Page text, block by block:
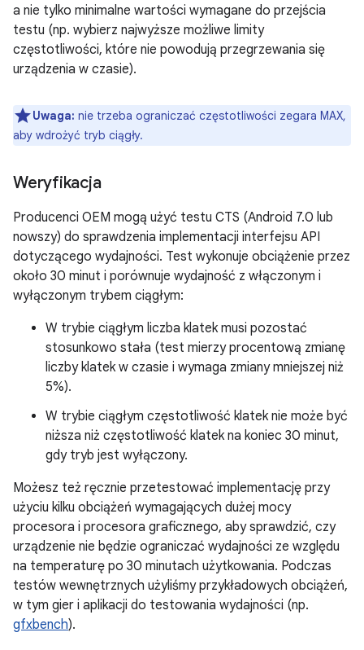
a nie tylko minimalne wartości wymagane do przejścia
testu (np. wybierz najwyższe możliwe limity
częstotliwości, które nie powodują przegrzewania się
urządzenia w czasie).
Uwaga: nie trzeba ograniczać częstotliwości zegara MAX,
aby wdrożyć tryb ciągły.
Weryfikacja
Producenci OEM mogą użyć testu CTS (Android 7.0 lub
nowszy) do sprawdzenia implementacji interfejsu API
dotyczącego wydajności. Test wykonuje obciążenie przez
około 30 minut i porównuje wydajność z włączonym i
wyłączonym trybem ciągłym:
W trybie ciągłym liczba klatek musi pozostać
stosunkowo stała (test mierzy procentową zmianę
liczby klatek w czasie i wymaga zmiany mniejszej niż
5%).
W trybie ciągłym częstotliwość klatek nie może być
niższa niż częstotliwość klatek na koniec 30 minut,
gdy tryb jest wyłączony.
Możesz też ręcznie przetestować implementację przy
użyciu kilku obciążeń wymagających dużej mocy
procesora i procesora graficznego, aby sprawdzić, czy
urządzenie nie będzie ograniczać wydajności ze względu
na temperaturę po 30 minutach użytkowania. Podczas
testów wewnętrznych użyliśmy przykładowych obciążeń,
w tym gier i aplikacji do testowania wydajności (np.
gfxbench).